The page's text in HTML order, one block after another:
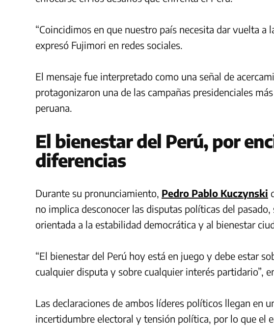
“Coincidimos en que nuestro país necesita dar vuelta a
expresó Fujimori en redes sociales.
El mensaje fue interpretado como una señal de
protagonizaron una de las campañas presidenciales
peruana.
El bienestar del Perú, por
diferencias
Durante su pronunciamiento, Pedro Pablo Kuczynski
no implica desconocer las disputas políticas del
orientada a la estabilidad democrática y al bienestar
“El bienestar del Perú hoy está en juego y debe estar
cualquier disputa y sobre cualquier interés partidario”,
Las declaraciones de ambos líderes políticos llegan en
incertidumbre electoral y tensión política, por lo que el